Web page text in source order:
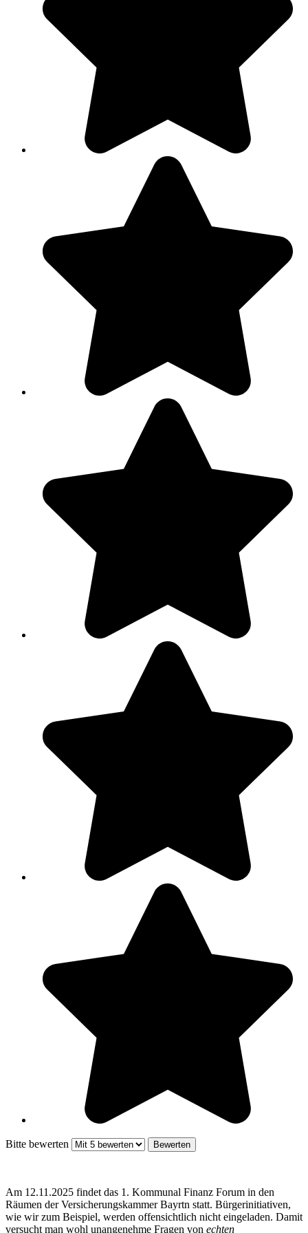
Bitte bewerten
Am 12.11.2025 findet das 1. Kommunal Finanz Forum in den
Räumen der Versicherungskammer Bayrtn statt. Bürgerinitiativen,
wie wir zum Beispiel, werden offensichtlich nicht eingeladen. Damit
versucht man wohl unangenehme Fragen von echten